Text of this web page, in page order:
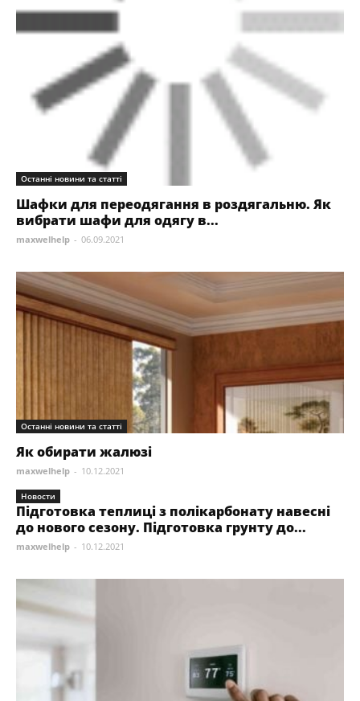
Останні новини та статті
Шафки для переодягання в роздягальню. Як
вибрати шафи для одягу в...
maxwelhelp - 06.09.2021
Останні новини та статті
Як обирати жалюзі
maxwelhelp - 10.12.2021
Новости
Підготовка теплиці з полікарбонату навесні
до нового сезону. Підготовка грунту до...
maxwelhelp - 10.12.2021